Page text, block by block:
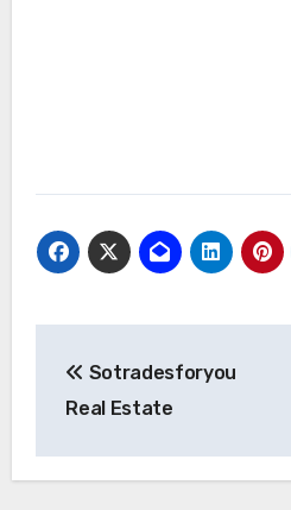
de
Sotradesforyou
Real Estate